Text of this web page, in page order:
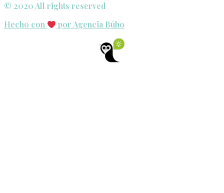
© 2020 All rights reserved​
Hecho con
por Agencia Búho